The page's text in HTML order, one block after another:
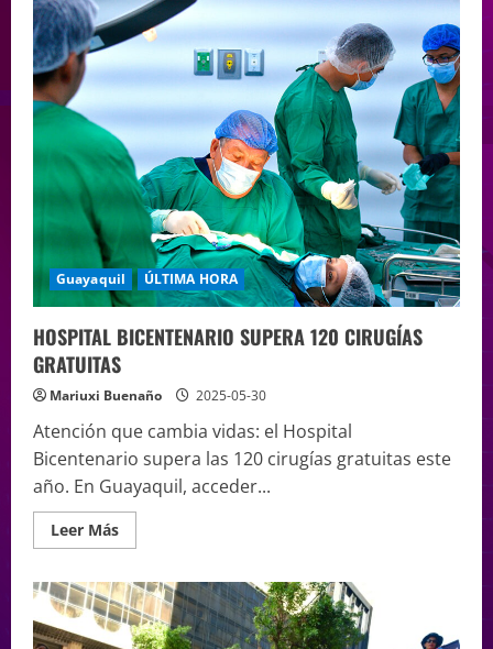
Guayaquil ÚLTIMA HORA
HOSPITAL BICENTENARIO SUPERA 120 CIRUGÍAS
GRATUITAS
Mariuxi Buenaño 2025-05-30
Atención que cambia vidas: el Hospital
Bicentenario supera las 120 cirugías gratuitas este
año. En Guayaquil, acceder...
Leer Más